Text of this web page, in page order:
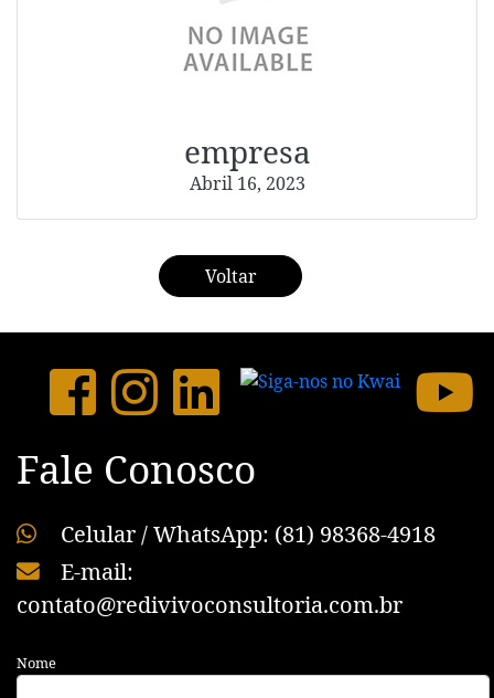
empresa
Abril 16, 2023
Voltar
Fale Conosco
Celular / WhatsApp: (81) 98368-4918
E-mail:
contato@redivivoconsultoria.com.br
Nome